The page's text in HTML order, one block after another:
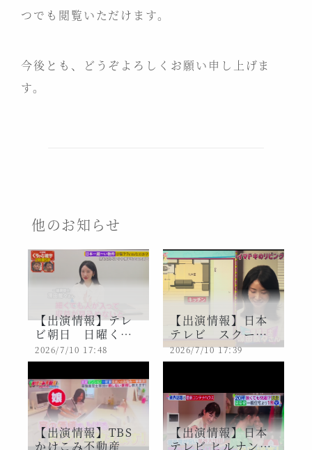
つでも閲覧いただけます。
今後とも、どうぞよろしくお願い申し上げま
す。
他のお知らせ
【出演情報】テレ
ビ朝日 日曜くり
ぃむ雑学
2026/7/10 17:48
【出演情報】日本
テレビ スクール
革命！
2026/7/10 17:39
【出演情報】TBS
かけこみ不動産
【出演情報】日本
テレビ ヒルナンデ